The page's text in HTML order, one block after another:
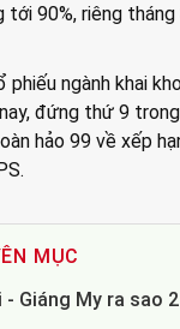
90%, riêng
phiếu ngành khai
đứng thứ 9
hảo 99 về xếp
MỤC
- Giáng My ra sao